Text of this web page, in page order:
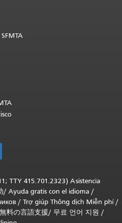
TTY 415.701.2323) Asistencia
/ Ayuda gratis con el idioma /
/ Trợ giúp Thông dịch Miễn phí/
無料の言語支援/ 무료 언어 지원 /